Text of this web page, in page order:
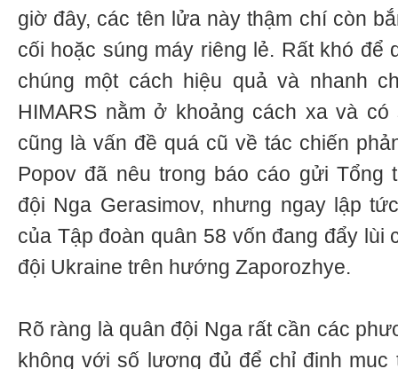
giờ đây, các tên lửa này thậm chí còn
cối hoặc súng máy riêng lẻ. Rất khó để
chúng một cách hiệu quả và nhanh
HIMARS nằm ở khoảng cách xa và
cũng là vấn đề quá cũ về tác chiến
Popov đã nêu trong báo cáo gửi Tổng
đội Nga Gerasimov, nhưng ngay lập
của Tập đoàn quân 58 vốn đang đẩy lùi
đội Ukraine trên hướng Zaporozhye.
Rõ ràng là quân đội Nga rất cần các
không với số lượng đủ để chỉ định mục